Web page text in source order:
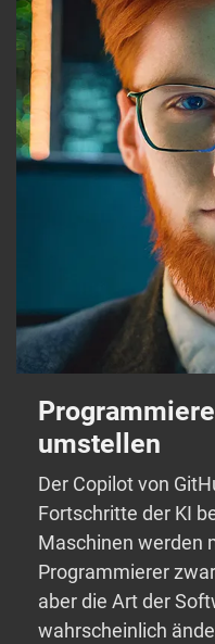
umstellen
Der Copilot von
Fortschritte der KI
Maschinen werden
Programmierer
aber die Art der
wahrscheinlich